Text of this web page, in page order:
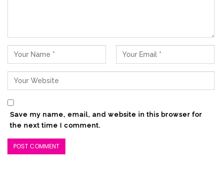
Save my name, email, and website in this browser for
the next time I comment.